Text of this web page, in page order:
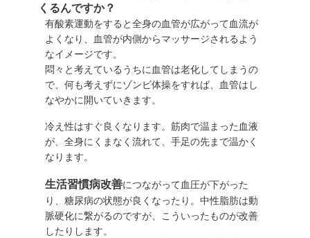
くるんですか？
有酸素運動をすると全身の血管が広がって血流が
よくなり、血管が内側からマッサージされるよう
なイメージです。
悶々と考えているうちに血管は老化してしまうの
で、何も考えずにゾンビ体操をすれば、血管はし
なやかに開いていきます。
冷え性はすぐ良くなります。筋肉で温まった血液
が、全身にくまなく流れて、手足の先まで温かく
なります。
生活習慣病改善につながって血圧が下がった
り、糖尿病の状態が良くなったり。中性脂肪は動
脈硬化に繋がるのですが、こういったものが改善
したりします。